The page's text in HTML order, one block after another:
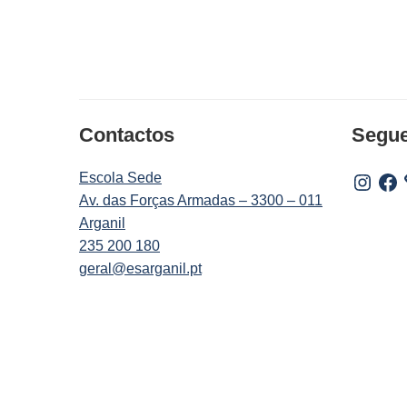
Contactos
Escola Sede
Av. das Forças Armadas – 3300 – 011
Arganil
235 200 180
geral@esarganil.pt